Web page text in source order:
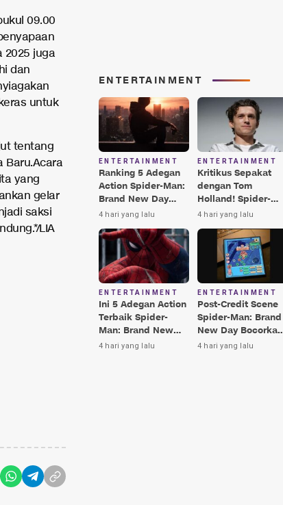
09.00
2025 juga
dan
untuk
tentang
Baru.Acara
yang
gelar
saksi
LIA
ENTERTAINMENT
ENTERTAINMENT
Ranking 5 Adegan
Action Spider-Man:
Brand New Day
Terbaik, Nomor 3
4 hari yang lalu
ENTERTAINMENT
Kritikus Sepakat
dengan Tom
Holland! Spider-
Man: Brand New
Terbaik Era MCU
4 hari yang lalu
ENTERTAINMENT
Ini 5 Adegan Action
Terbaik Spider-
Man: Brand New
Day, Ada Hulk vs
4 hari yang lalu
ENTERTAINMENT
Post-Credit Scene
Spider-Man: Brand
New Day Bocorkan
Lokasi Peter di Luar
4 hari yang lalu